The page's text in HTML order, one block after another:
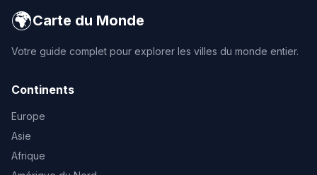
🌍Carte du Monde
Votre guide complet pour explorer les villes du monde entier.
Continents
Europe
Asie
Afrique